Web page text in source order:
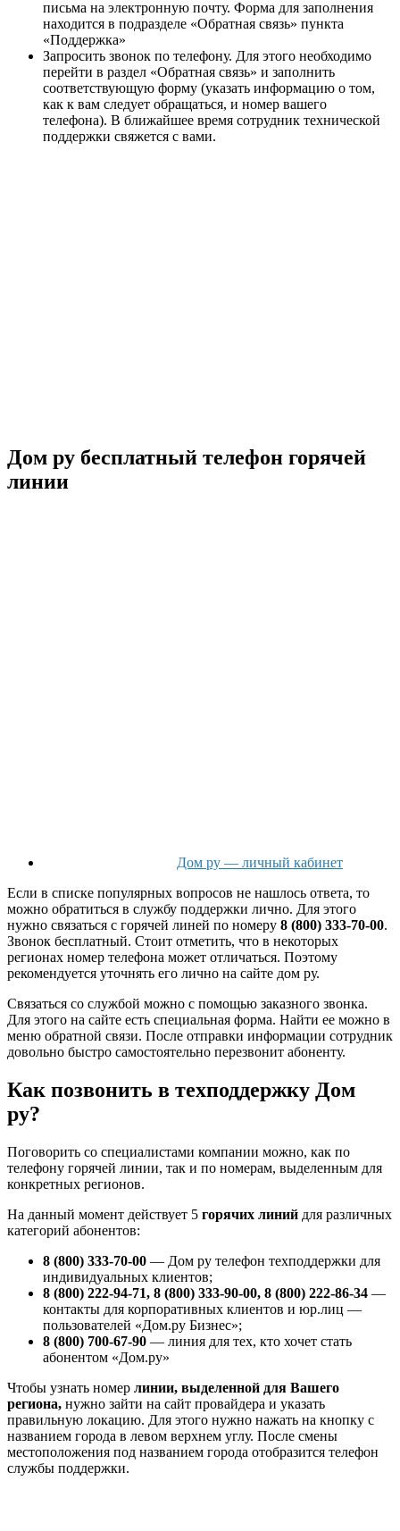
письма на электронную почту. Форма для заполнения
находится в подразделе «Обратная связь» пункта
«Поддержка»
Запросить звонок по телефону. Для этого необходимо
перейти в раздел «Обратная связь» и заполнить
соответствующую форму (указать информацию о том,
как к вам следует обращаться, и номер вашего
телефона). В ближайшее время сотрудник технической
поддержки свяжется с вами.
Дом ру бесплатный телефон горячей
линии
Дом ру — личный кабинет
Если в списке популярных вопросов не нашлось ответа, то
можно обратиться в службу поддержки лично. Для этого
нужно связаться с горячей линей по номеру 8 (800) 333-70-00.
Звонок бесплатный. Стоит отметить, что в некоторых
регионах номер телефона может отличаться. Поэтому
рекомендуется уточнять его лично на сайте дом ру.
Связаться со службой можно с помощью заказного звонка.
Для этого на сайте есть специальная форма. Найти ее можно в
меню обратной связи. После отправки информации сотрудник
довольно быстро самостоятельно перезвонит абоненту.
Как позвонить в техподдержку Дом
ру?
Поговорить со специалистами компании можно, как по
телефону горячей линии, так и по номерам, выделенным для
конкретных регионов.
На данный момент действует 5 горячих линий для различных
категорий абонентов:
8 (800) 333-70-00 ― Дом ру телефон техподдержки для
индивидуальных клиентов;
8 (800) 222-94-71, 8 (800) 333-90-00, 8 (800) 222-86-34 ―
контакты для корпоративных клиентов и юр.лиц ―
пользователей «Дом.ру Бизнес»;
8 (800) 700-67-90 ― линия для тех, кто хочет стать
абонентом «Дом.ру»
Чтобы узнать номер линии, выделенной для Вашего
региона, нужно зайти на сайт провайдера и указать
правильную локацию. Для этого нужно нажать на кнопку с
названием города в левом верхнем углу. После смены
местоположения под названием города отобразится телефон
службы поддержки.